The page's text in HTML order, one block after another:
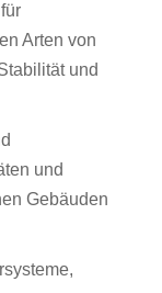
Arten von
und
und
Gebäuden